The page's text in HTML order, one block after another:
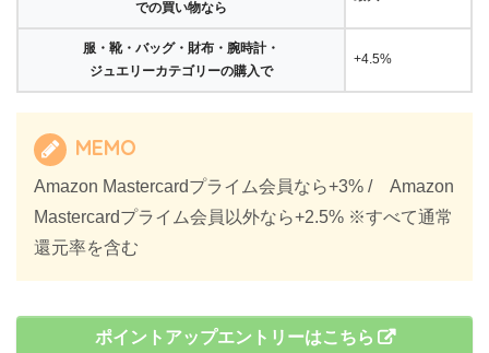
での買い物なら
服・靴・バッグ・財布・腕時計・
ジュエリーカテゴリーの購入で
+4.5%
MEMO
Amazon Mastercardプライム会員なら+3% / Amazon
Mastercardプライム会員以外なら+2.5% ※すべて通常
還元率を含む
ポイントアップエントリーはこちら